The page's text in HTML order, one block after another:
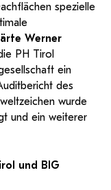
spezielle
Werner
PH Tirol
ein
des
wurde
und ein weiterer
und BIG